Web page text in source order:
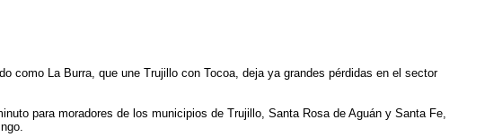
como La Burra, que une Trujillo con Tocoa, deja ya grandes pérdidas en el sector
para moradores de los municipios de Trujillo, Santa Rosa de Aguán y Santa Fe,